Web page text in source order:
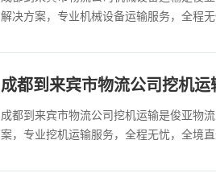
解决方案，专业机械设备运输服务，全程
成都到来宾市物流公司挖机运
成都到来宾市物流公司挖机运输是俊亚物
案，专业挖机运输服务，全程无忧，全境